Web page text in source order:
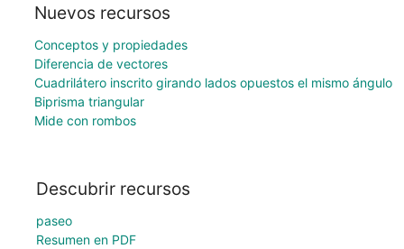
Nuevos recursos
Conceptos y propiedades
Diferencia de vectores
Cuadrilátero inscrito girando lados opuestos el mismo ángulo
Biprisma triangular
Mide con rombos
Descubrir recursos
paseo
Resumen en PDF